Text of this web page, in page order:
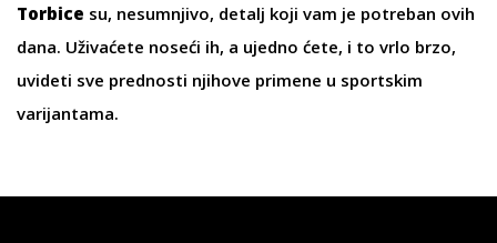
Torbice su, nesumnjivo, detalj koji vam je potreban ovih
dana. Uživaćete noseći ih, a ujedno ćete, i to vrlo brzo,
uvideti sve prednosti njihove primene u sportskim
varijantama.